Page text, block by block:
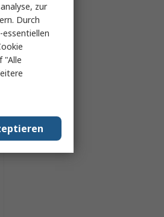
zur
Durch
"Alle